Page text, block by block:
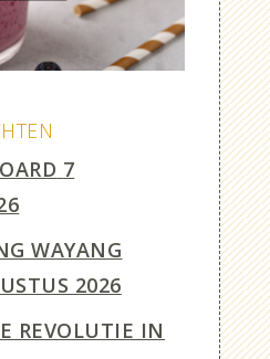
7
WAYANG
2026
REVOLUTIE IN